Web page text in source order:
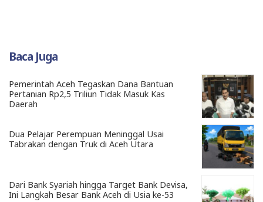
Baca Juga
Pemerintah Aceh Tegaskan Dana Bantuan
Pertanian Rp2,5 Triliun Tidak Masuk Kas
Daerah
Dua Pelajar Perempuan Meninggal Usai
Tabrakan dengan Truk di Aceh Utara
Dari Bank Syariah hingga Target Bank Devisa,
Ini Langkah Besar Bank Aceh di Usia ke-53